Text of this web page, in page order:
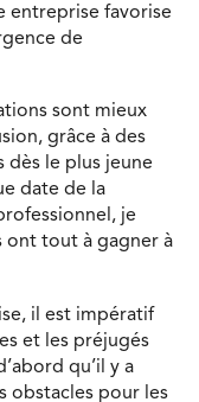
entreprise favorise
de
sont mieux
grâce à des
dès le plus jeune
date de la
je
ont tout à gagner à
il est impératif
et les préjugés
qu’il y a
obstacles pour les